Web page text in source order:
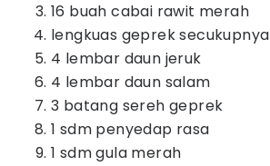
16 buah cabai rawit merah
lengkuas geprek secukupnya
4 lembar daun jeruk
4 lembar daun salam
3 batang sereh geprek
1 sdm penyedap rasa
1 sdm gula merah